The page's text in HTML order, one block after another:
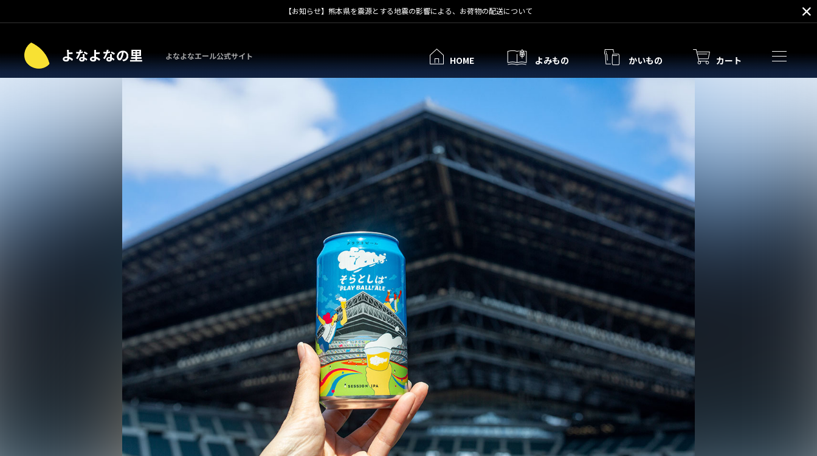
【お知らせ】熊本県を震源とする地震の影響による、お荷物の配送について
よなよなエール公式サイト HOME よみもの かいもの カート